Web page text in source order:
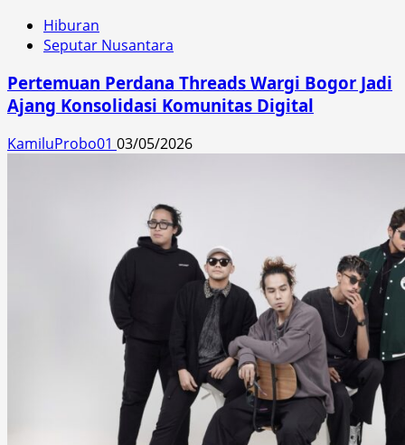
Hiburan
Seputar Nusantara
Pertemuan Perdana Threads Wargi Bogor Jadi
Ajang Konsolidasi Komunitas Digital
KamiluProbo01 03/05/2026